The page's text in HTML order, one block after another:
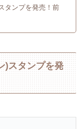
タンプを発売！前
)スタンプを発